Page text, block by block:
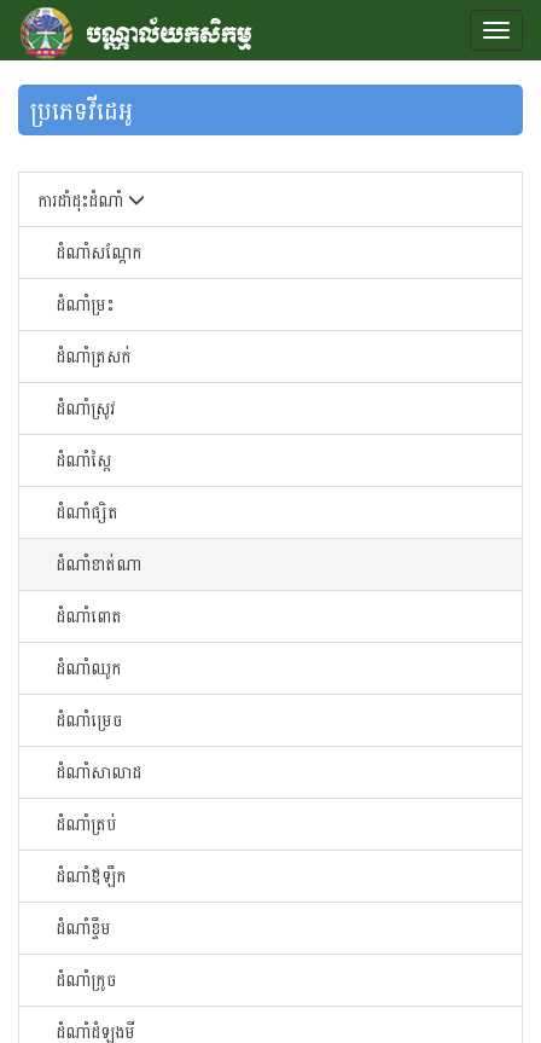
ប្រភេទវីដេអូ
ការដាំដុះដំណាំ
ដំណាំសណ្តែក
ដំណាំម្រះ
ដំណាំត្រសក់
ដំណាំស្រូវ
ដំណាំស្ពៃ
ដំណាំផ្សិត
ដំណាំខាត់ណា
ដំណាំពោត
ដំណាំឈូក
ដំណាំម្រេច
ដំណាំសាលាដ
ដំណាំត្រប់
ដំណាំឪឡឹក
ដំណាំខ្ទឹម
ដំណាំក្រូច
ដំណាំដំឡូងមី